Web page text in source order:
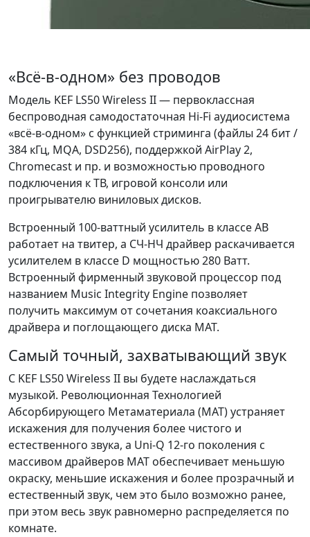
«Всё-в-одном» без проводов
Модель KEF LS50 Wireless II — первоклассная
беспроводная самодостаточная Hi-Fi аудиосистема
«всё-в-одном» с функцией стриминга (файлы 24 бит /
384 кГц, MQA, DSD256), поддержкой AirPlay 2,
Chromecast и пр. и возможностью проводного
подключения к ТВ, игровой консоли или
проигрывателю виниловых дисков.
Встроенный 100-ваттный усилитель в классе АВ
работает на твитер, а СЧ-НЧ драйвер раскачивается
усилителем в классе D мощностью 280 Ватт.
Встроенный фирменный звуковой процессор под
названием Music Integrity Engine позволяет
получить максимум от сочетания коаксиального
драйвера и поглощающего диска MAT.
Самый точный, захватывающий звук
C KEF LS50 Wireless II вы будете наслаждаться
музыкой. Революционная Технологией
Абсорбирующего Метаматериала (MAT) устраняет
искажения для получения более чистого и
естественного звука, а Uni-Q 12-го поколения с
массивом драйверов MAT обеспечивает меньшую
окраску, меньшие искажения и более прозрачный и
естественный звук, чем это было возможно ранее,
при этом весь звук равномерно распределяется по
комнате.